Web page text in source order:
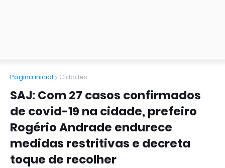
Página inicial Cidades
SAJ: Com 27 casos confirmados
de covid-19 na cidade, prefeiro
Rogério Andrade endurece
medidas restritivas e decreta
toque de recolher